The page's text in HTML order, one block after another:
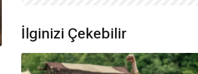
İlginizi Çekebilir